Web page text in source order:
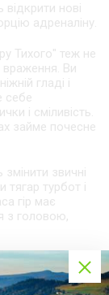
нові
адреналіну.
Тихого" теж не
враження. Ви
гладі і
себе
і сміливість.
займе почесне
звичні
тягар турбот і
гір має
з головою,
здійсніть
Ваш